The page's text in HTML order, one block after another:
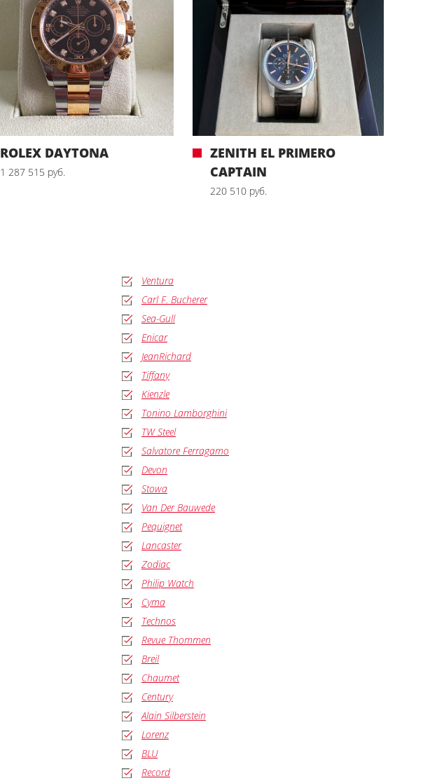
ROLEX DAYTONA
1 287 515 руб.
ZENITH EL PRIMERO
CAPTAIN
220 510 руб.
Ventura
Carl F. Bucherer
Sea-Gull
Enicar
JeanRichard
Tiffany
Kienzle
Tonino Lamborghini
TW Steel
Salvatore Ferragamo
Devon
Stowa
Van Der Bauwede
Pequignet
Lancaster
Zodiac
Philip Watch
Cyma
Technos
Revue Thommen
Breil
Chaumet
Century
Alain Silberstein
Lorenz
BLU
Record